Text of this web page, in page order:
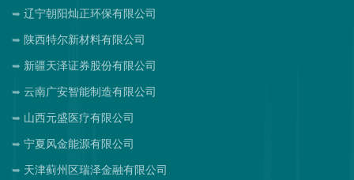
辽宁朝阳灿正环保有限公司
陕西特尔新材料有限公司
新疆天泽证券股份有限公司
云南广安智能制造有限公司
山西元盛医疗有限公司
宁夏风金能源有限公司
天津蓟州区瑞泽金融有限公司